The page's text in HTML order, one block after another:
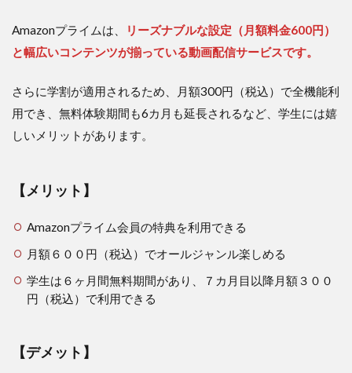
Amazonプライムは、
リーズナブルな設定（月額料金600円）
と幅広いコンテンツが揃っている動画配信サービスです。
さらに学割が適用されるため、月額300円（税込）で全機能利
用でき、無料体験期間も6カ月も延長されるなど、学生には嬉
しいメリットがあります。
【メリット】
Amazonプライム会員の特典を利用できる
月額６００円（税込）でオールジャンル楽しめる
学生は６ヶ月間無料期間があり、７カ月目以降月額３００
円（税込）で利用できる
【デメット】